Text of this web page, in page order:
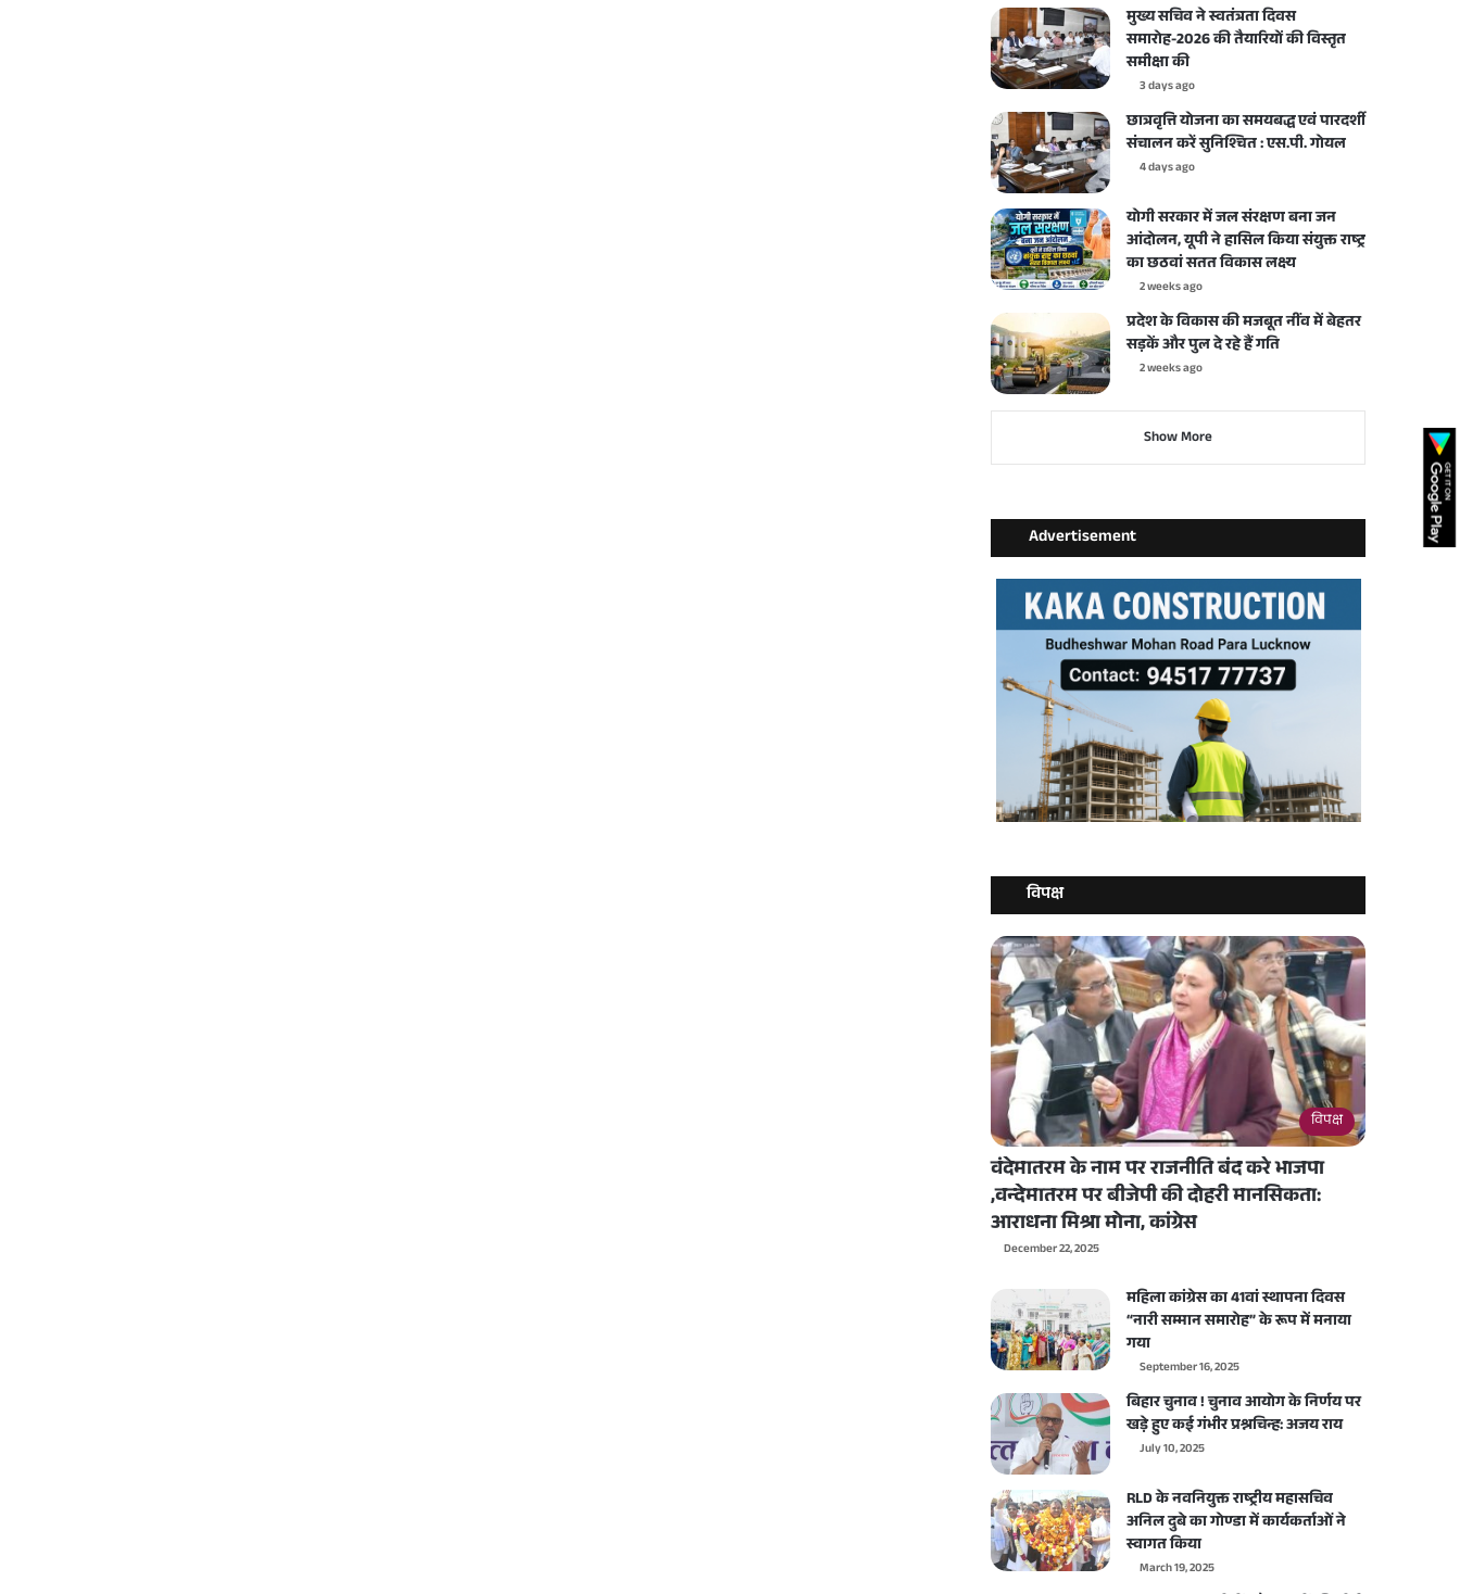
मुख्य सचिव ने स्वतंत्रता दिवस
समारोह-2026 की तैयारियों की विस्तृत
समीक्षा की
3 days ago
छात्रवृत्ति योजना का समयबद्ध एवं पारदर्शी
संचालन करें सुनिश्चित : एस.पी. गोयल
4 days ago
योगी सरकार में जल संरक्षण बना जन
आंदोलन, यूपी ने हासिल किया संयुक्त राष्ट्र
का छठवां सतत विकास लक्ष्य
2 weeks ago
प्रदेश के विकास की मजबूत नींव में बेहतर
सड़कें और पुल दे रहे हैं गति
2 weeks ago
Show More
Advertisement
विपक्ष
विपक्ष
वंदेमातरम के नाम पर राजनीति बंद करे भाजपा
,वन्देमातरम पर बीजेपी की दोहरी मानसिकता:
आराधना मिश्रा मोना, कांग्रेस
December 22, 2025
महिला कांग्रेस का 41वां स्थापना दिवस
“नारी सम्मान समारोह” के रूप में मनाया
गया
September 16, 2025
बिहार चुनाव ! चुनाव आयोग के निर्णय पर
खड़े हुए कई गंभीर प्रश्नचिन्ह: अजय राय
July 10, 2025
RLD के नवनियुक्त राष्ट्रीय महासचिव
अनिल दुबे का गोण्डा में कार्यकर्ताओं ने
स्वागत किया
March 19, 2025